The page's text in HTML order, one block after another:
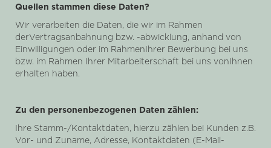
Quellen stammen diese Daten?
Wir verarbeiten die Daten, die wir im Rahmen
derVertragsanbahnung bzw. -abwicklung, anhand von
Einwilligungen oder im RahmenIhrer Bewerbung bei uns
bzw. im Rahmen Ihrer Mitarbeiterschaft bei uns vonIhnen
erhalten haben.
Zu den personenbezogenen Daten zählen:
Ihre Stamm-/Kontaktdaten, hierzu zählen bei Kunden z.B.
Vor- und Zuname, Adresse, Kontaktdaten (E-Mail-